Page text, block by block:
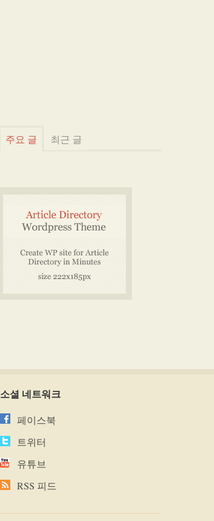
주요 글 최근 글
소셜 네트워크
페이스북
트위터
유튜브
RSS 피드